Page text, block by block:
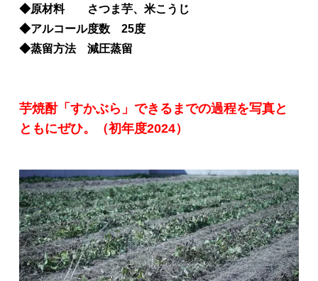
◆原材料 さつま芋、米こうじ
◆アルコール度数 25度
◆蒸留方法 減圧蒸留
芋焼酎「すかぶら」できるまでの過程を写真と
ともにぜひ。（初年度2024）